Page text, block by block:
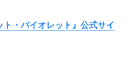
ト・バイオレット』公式サイ